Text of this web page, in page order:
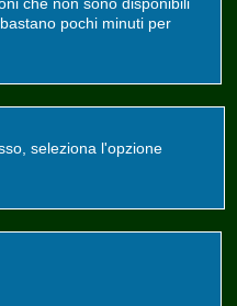
pochi minuti per
seleziona l'opzione